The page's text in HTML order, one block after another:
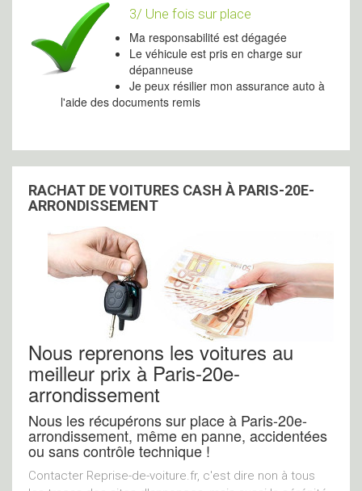
3/ Une fois sur place
Ma responsabilité est dégagée
Le véhicule est pris en charge sur
dépanneuse
Je peux résilier mon assurance auto à
l'aide des documents remis
RACHAT DE VOITURES CASH À PARIS-20E-
ARRONDISSEMENT
Nous reprenons les voitures au
meilleur prix à Paris-20e-
arrondissement
Nous les récupérons sur place à Paris-20e-
arrondissement, même en panne, accidentées
ou sans contrôle technique !
Contacter Reprise-de-voiture.fr, c'est dire non à tous